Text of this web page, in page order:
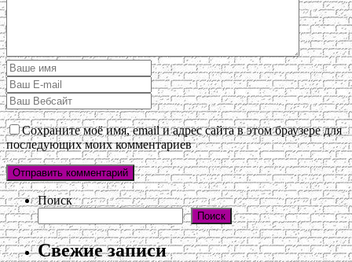
Сохраните моё имя, email и адрес сайта в этом браузере для
последующих моих комментариев
Поиск
Поиск
Свежие записи